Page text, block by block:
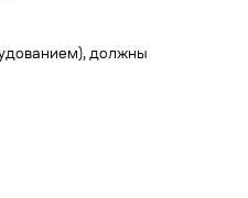
должны